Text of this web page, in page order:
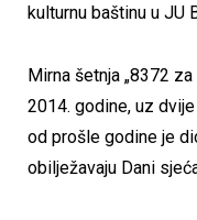
kulturnu baštinu u JU
Mirna šetnja „8372
2014. godine, uz
od prošle godine je
obilježavaju Dani